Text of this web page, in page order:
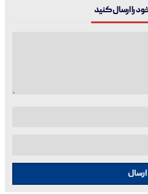
را ارسال کنید
ارسال